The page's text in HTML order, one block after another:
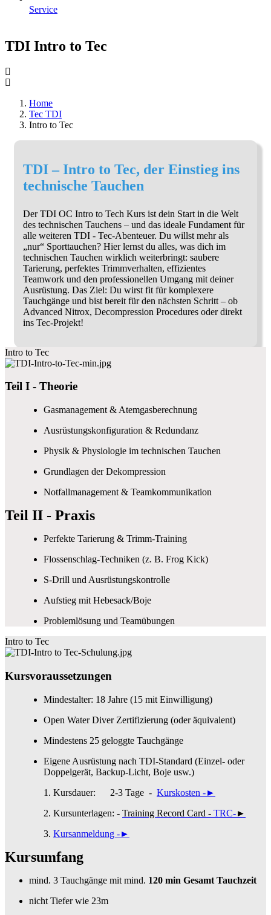
Service
TDI Intro to Tec
Home
Tec TDI
Intro to Tec
TDI – Intro to Tec, der Einstieg ins
technische Tauchen
Der TDI OC Intro to Tech Kurs ist dein Start in die Welt
des technischen Tauchens – und das ideale Fundament für
alle weiteren TDI - Tec-Abenteuer. Du willst mehr als
„nur“ Sporttauchen? Hier lernst du alles, was dich im
technischen Tauchen wirklich weiterbringt: saubere
Tarierung, perfektes Trimmverhalten, effizientes
Teamwork und den professionellen Umgang mit deiner
Ausrüstung. Das Ziel: Du wirst fit für komplexere
Tauchgänge und bist bereit für den nächsten Schritt – ob
Advanced Nitrox, Decompression Procedures oder direkt
ins Tec-Projekt!
Intro to Tec
Teil I - Theorie
Gasmanagement & Atemgasberechnung
Ausrüstungskonfiguration & Redundanz
Physik & Physiologie im technischen Tauchen
Grundlagen der Dekompression
Notfallmanagement & Teamkommunikation
Teil II - Praxis
Perfekte Tarierung & Trimm-Training
Flossenschlag-Techniken (z. B. Frog Kick)
S-Drill und Ausrüstungskontrolle
Aufstieg mit Hebesack/Boje
Problemlösung und Teamübungen
Intro to Tec
Kursvoraussetzungen
Mindestalter: 18 Jahre (15 mit Einwilligung)
Open Water Diver Zertifizierung (oder äquivalent)
Mindestens 25 geloggte Tauchgänge
Eigene Ausrüstung nach TDI-Standard (Einzel- oder
Doppelgerät, Backup-Licht, Boje usw.)
Kursdauer:
2-3 Tage - Kurskosten -►
Kursunterlagen: - Training Record Card - TRC-►
Kursanmeldung -►
Kursumfang
mind. 3 Tauchgänge mit mind. 120 min Gesamt Tauchzeit
nicht Tiefer wie 23m